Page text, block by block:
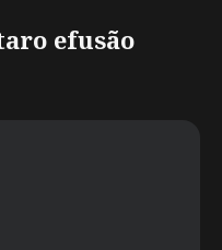
efusão